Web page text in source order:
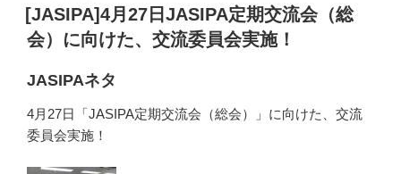
稿
日:
[JASIPA]4月27日JASIPA定期交流会（総
会）に向けた、交流委員会実施！
JASIPAネタ
4月27日「JASIPA定期交流会（総会）」に向けた、交流
委員会実施！